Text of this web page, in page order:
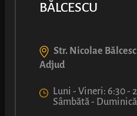
BĂLCESCU
Str. Nicolae
Adjud
Luni - Vineri: 6:30 -
Sâmbătă -